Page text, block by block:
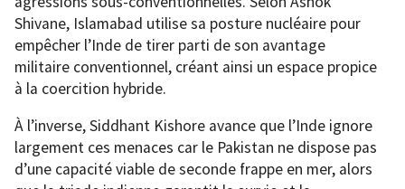
Shivane, Islamabad utilise sa posture nucléaire pour
empêcher l’Inde de tirer parti de son avantage
militaire conventionnel, créant ainsi un espace propice
à la coercition hybride.
À l’inverse, Siddhant Kishore avance que l’Inde ignore
largement ces menaces car le Pakistan ne dispose pas
d’une capacité viable de seconde frappe en mer, alors